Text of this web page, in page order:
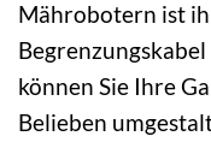
Mährobotern ist
können Sie Ihre
Belieben